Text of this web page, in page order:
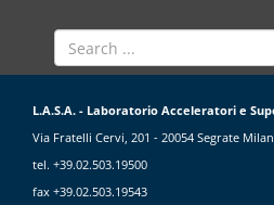
L.A.S.A. - Laboratorio Acceleratori e
Via Fratelli Cervi, 201 - 20054 Segrate
tel. +39.02.503.19500
fax +39.02.503.19543